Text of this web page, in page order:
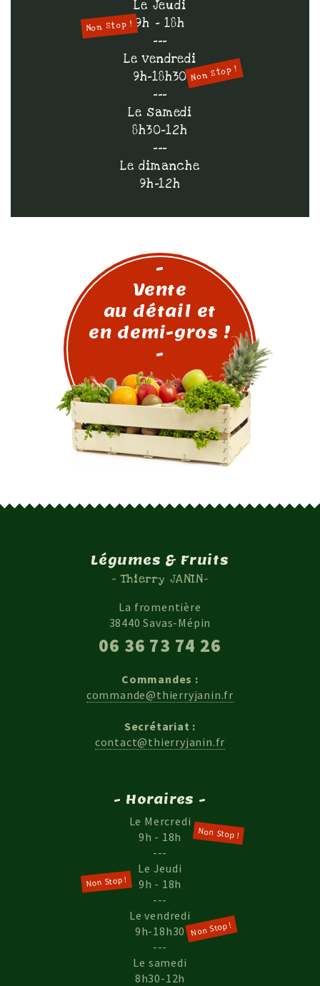
Le Jeudi
9h - 18h
Non Stop !
---
Le vendredi
9h-18h30Non Stop !
---
Le samedi
8h30-12h
---
Le dimanche
9h-12h
-
Vente
au détail et
en demi-gros !
-
Légumes & Fruits
- Thierry JANIN-
La fromentière
38440 Savas-Mépin
06 36 73 74 26
Commandes :
commande@thierryjanin.fr
Secrétariat :
contact@thierryjanin.fr
- Horaires -
Le Mercredi
9h - 18h
Non Stop !
---
Le Jeudi
9h - 18h
Non Stop !
---
Le vendredi
9h-18h30 Non Stop !
---
Le samedi
8h30-12h